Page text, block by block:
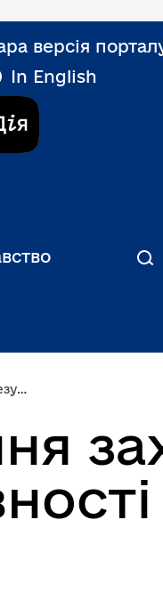
версія
In English
Дія